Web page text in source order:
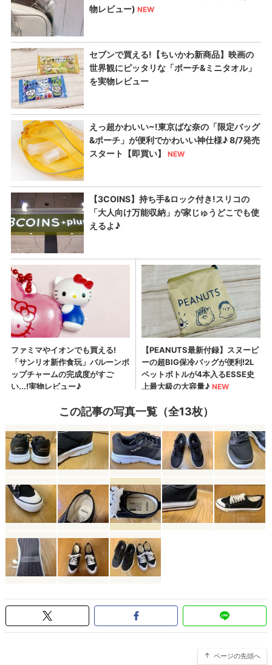
この記事の写真一覧（全13枚）
ページの先頭へ